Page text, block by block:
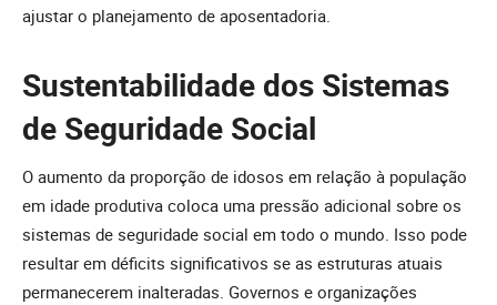
ajustar o planejamento de aposentadoria.
Sustentabilidade dos Sistemas
de Seguridade Social
O aumento da proporção de idosos em relação à população
em idade produtiva coloca uma pressão adicional sobre os
sistemas de seguridade social em todo o mundo. Isso pode
resultar em déficits significativos se as estruturas atuais
permanecerem inalteradas. Governos e organizações